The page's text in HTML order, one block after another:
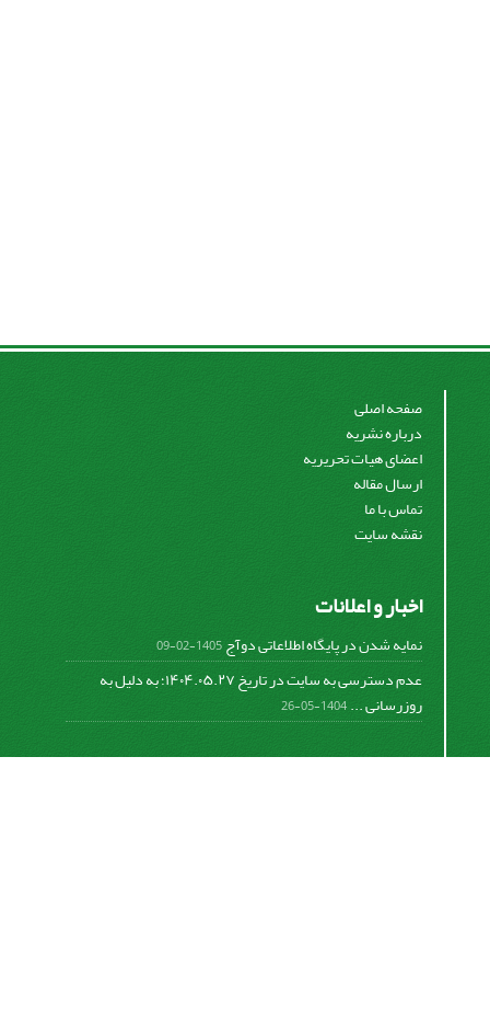
صفحه اصلی
درباره نشریه
اعضای هیات تحریریه
ارسال مقاله
تماس با ما
نقشه سایت
اخبار و اعلانات
نمایه شدن در پایگاه اطلاعاتی دوآج1405-02-09
عدم دسترسی به سایت در تاریخ ۱۴۰۴.۰۵.۲۷؛ به دلیل به
روزرسانی ...1404-05-26